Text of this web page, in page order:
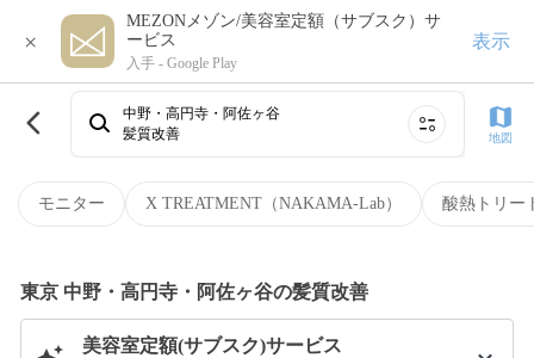
×
MEZONメゾン/美容室定額（サブスク）サ
ービス
入手 - Google Play
表示
モニター X TREATMENT（NAKAMA-Lab） 酸熱トリー
中野・高円寺・阿佐ヶ谷
髪質改善
地図
東京 中野・高円寺・阿佐ヶ谷の髪質改善
美容室定額(サブスク)サービス